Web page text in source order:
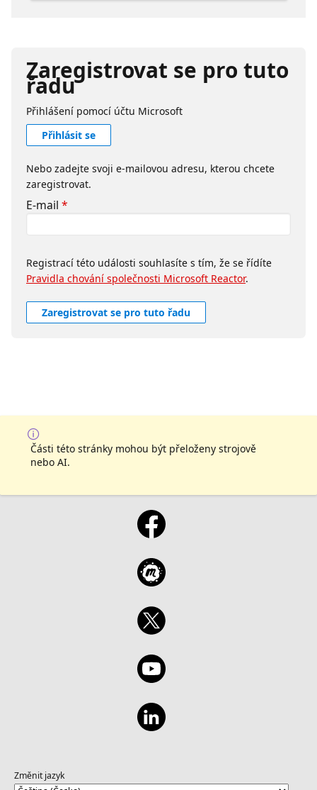
Zaregistrovat se pro tuto
řadu
Přihlášení pomocí účtu Microsoft
Přihlásit se
Nebo zadejte svoji e-mailovou adresu, kterou chcete
zaregistrovat.
E-mail *
Registrací této události souhlasíte s tím, že se řídíte
Pravidla chování společnosti Microsoft Reactor.
Zaregistrovat se pro tuto řadu
Části této stránky mohou být přeloženy strojově
nebo AI.
Změnit jazyk